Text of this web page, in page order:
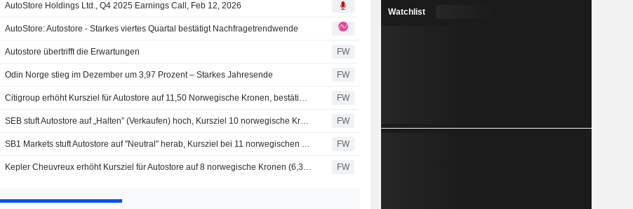
AutoStore Holdings Ltd., Q4 2025 Earnings Call, Feb 12, 2026
AutoStore: Autostore - Starkes viertes Quartal bestätigt Nachfragetrendwende
Autostore übertrifft die Erwartungen FW
Odin Norge stieg im Dezember um 3,97 Prozent – Starkes Jahresende FW
Citigroup erhöht Kursziel für Autostore auf 11,50 Norwegische Kronen, bestätigt neutrale Einstufung - BN FW
SEB stuft Autostore auf „Halten” (Verkaufen) hoch, Kursziel 10 norwegische Kronen (7,20) FW
SB1 Markets stuft Autostore auf "Neutral" herab, Kursziel bei 11 norwegischen Kronen FW
Kepler Cheuvreux erhöht Kursziel für Autostore auf 8 norwegische Kronen (6,30), Empfehlung "Reduzieren" bestätigt FW
Watchlist